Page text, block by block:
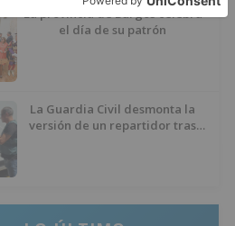
el día de su patrón
La Guardia Civil desmonta la
versión de un repartidor tras